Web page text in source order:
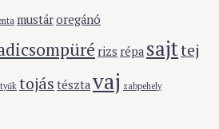
mustároregánó
rizs répa sajttej
tojás tésztavaj zabpehely